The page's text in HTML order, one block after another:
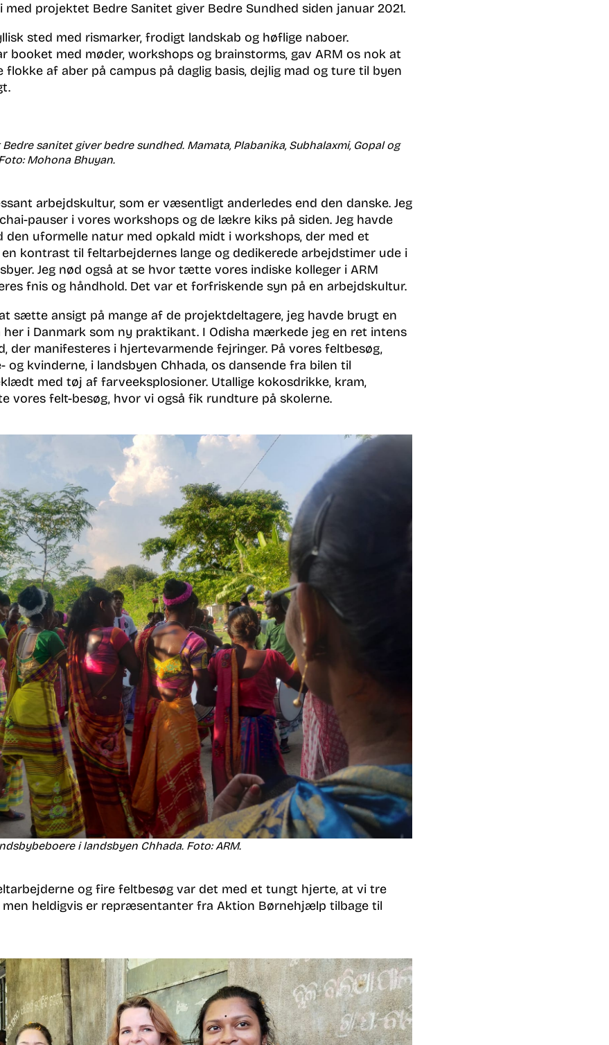
projektet Bedre Sanitet giver Bedre Sundhed siden januar 2021.
sted med rismarker, frodigt landskab og høflige naboer.
booket med møder, workshops og brainstorms, gav ARM os nok at
flokke af aber på campus på daglig basis, dejlig mad og ture til byen
sanitet giver bedre sundhed. Mamata, Plabanika, Subhalaxmi, Gopal og
Mohona Bhuyan.
arbejdskultur, som er væsentligt anderledes end den danske. Jeg
pauser i vores workshops og de lækre kiks på siden. Jeg havde
den uformelle natur med opkald midt i workshops, der med et
kontrast til feltarbejdernes lange og dedikerede arbejdstimer ude i
Jeg nød også at se hvor tætte vores indiske kolleger i ARM
fnis og håndhold. Det var et forfriskende syn på en arbejdskultur.
sætte ansigt på mange af de projektdeltagere, jeg havde brugt en
i Danmark som ny praktikant. I Odisha mærkede jeg en ret intens
der manifesteres i hjertevarmende fejringer. På vores feltbesøg,
og kvinderne, i landsbyen Chhada, os dansende fra bilen til
med tøj af farveeksplosioner. Utallige kokosdrikke, kram,
vores felt-besøg, hvor vi også fik rundture på skolerne.
i landsbyen Chhada. Foto: ARM.
og fire feltbesøg var det med et tungt hjerte, at vi tre
men heldigvis er repræsentanter fra Aktion Børnehjælp tilbage til